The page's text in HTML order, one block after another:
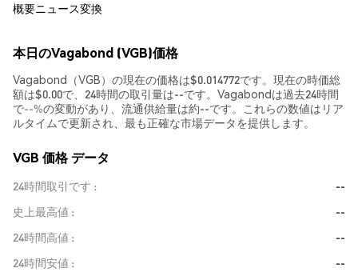
概要ニュース変換
本日のVagabond (VGB)価格
Vagabond（VGB）の現在の価格は$0.014772です。現在の時価総
額は$0.00で、24時間の取引量は--です。Vagabondは過去24時間
で--%の変動があり、流通供給量は約--です。これらの数値はリア
ルタイムで更新され、最も正確な市場データを提供します。
VGB 価格 データ
24時間取引です
--
史上最高値
--
24時間高値
--
24時間安値
--